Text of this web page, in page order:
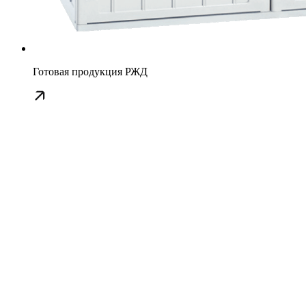
Готовая продукция РЖД